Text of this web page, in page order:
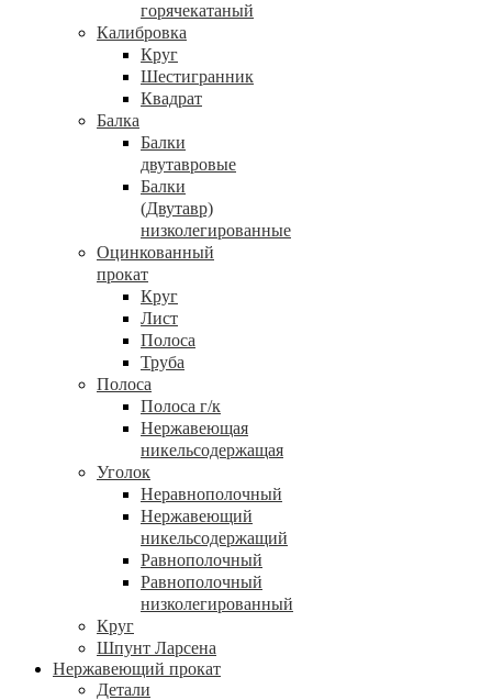
горячекатаный
Калибровка
Круг
Шестигранник
Квадрат
Балка
Балки
двутавровые
Балки
(Двутавр)
низколегированные
Оцинкованный
прокат
Круг
Лист
Полоса
Труба
Полоса
Полоса г/к
Нержавеющая
никельсодержащая
Уголок
Неравнополочный
Нержавеющий
никельсодержащий
Равнополочный
Равнополочный
низколегированный
Круг
Шпунт Ларсена
Нержавеющий прокат
Детали